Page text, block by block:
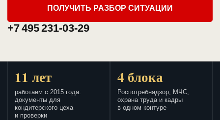
ПОЛУЧИТЬ РАЗБОР СИТУАЦИИ
+7 495 231-03-29
11 лет
работаем с 2015 года:
документы для
кондитерского цеха
и проверки
4 блока
Роспотребнадзор, МЧС,
охрана труда и кадры
в одном контуре